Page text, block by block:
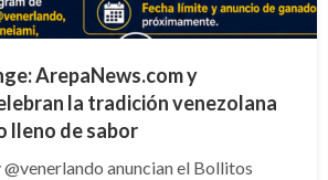
ArepaNews.com y
la tradición venezolana
lleno de sabor
anuncian el Bollitos